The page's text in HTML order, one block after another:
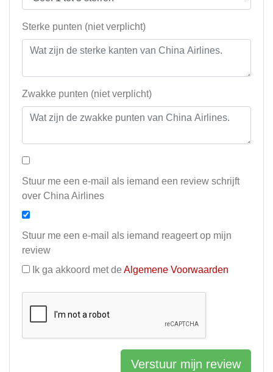
Sterke punten (niet verplicht)
Zwakke punten (niet verplicht)
Stuur me een e-mail als iemand een review schrijft
over China Airlines
Stuur me een e-mail als iemand reageert op mijn
review
Ik ga akkoord met de Algemene Voorwaarden
Verstuur mijn review